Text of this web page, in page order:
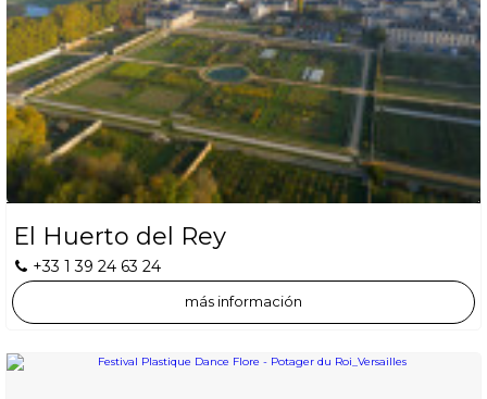
El Huerto del Rey
+33 1 39 24 63 24
más información